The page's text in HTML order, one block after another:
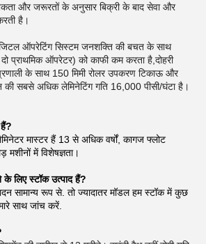
और जरूरतों के अनुसार बिक्री के बाद सेवा और
है।
ऑपरेटिंग सिस्टम जनशक्ति की बचत के साथ
प्राथमिक ऑपरेटर) को काफी कम करता है,दोहरी
के साथ 150 मिमी रोलर उपकरण टिकाऊ और
की सबसे अधिक लेमिनेटिंग गति 16,000 पीसी/घंटा है।
हैं?
मास्टर हैं 13 से अधिक वर्षों, कागज फ्लोट
में विशेषज्ञता।
लिए स्टॉक उत्पाद हैं?
सामान्य रूप से. तो ज्यादातर मॉडल हम स्टॉक में कुछ
साथ जांच करें.